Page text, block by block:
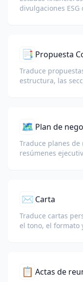
divulgaciones
📑 Propuesta
Traduce
estructura, las
🗺️ Plan de
Traduce planes de
resúmenes
✉️ Carta
Traduce cartas
el tono, el formato
📋 Actas de